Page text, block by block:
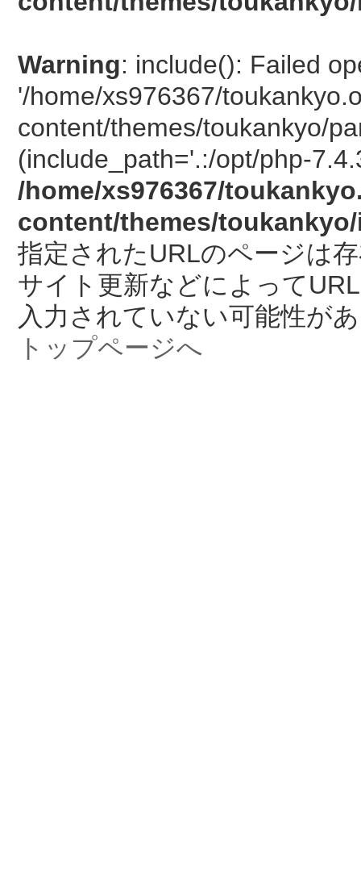
Warning: include(): Failed
'/home/xs976367/
content/themes/toukankyo/
(include_path='.:/opt/php-
/home/xs976367/
content/themes/
指定されたURLのページは
サイト更新などによって
入力されていない可能性が
トップページへ